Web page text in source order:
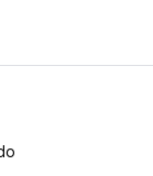
from